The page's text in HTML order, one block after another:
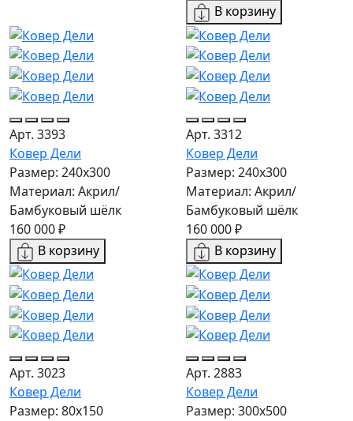
В корзину
Арт. 3393
Ковер Дели
Размер: 240х300
Материал: Акрил/
Бамбуковый шёлк
160 000 ₽
В корзину
Арт. 3312
Ковер Дели
Размер: 240х300
Материал: Акрил/
Бамбуковый шёлк
160 000 ₽
В корзину
Арт. 3023
Ковер Дели
Размер: 80x150
Арт. 2883
Ковер Дели
Размер: 300х500